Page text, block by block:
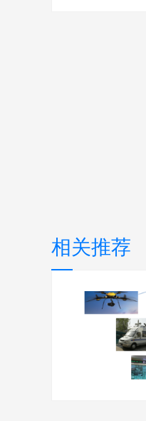
相关推荐